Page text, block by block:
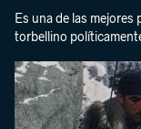
Es una de las
torbellino